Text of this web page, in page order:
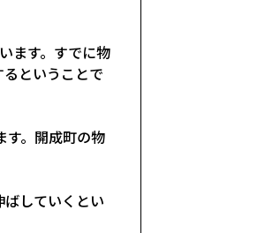
ます。すでに物
ということで
す。開成町の物
していくとい